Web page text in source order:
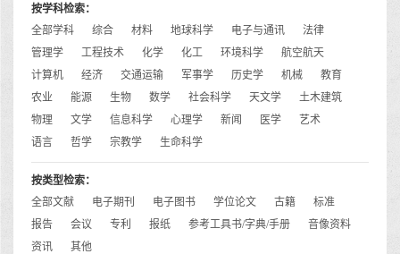
按学科检索：
全部学科
综合 材料 地球科学 电子与通讯
法律
管理学
工程技术 化学 化工 环境科学
航空航天
计算机
经济 交通运输 军事学 历史学 机械
教育
农业
能源 生物 数学 社会科学 天文学
土木建筑
物理
文学 信息科学 心理学 新闻 医学
艺术
语言
哲学 宗教学 生命科学
按类型检索：
全部文献
电子期刊 电子图书 学位论文 古籍
标准
报告
会议 专利 报纸 参考工具书/字典/手册
音像资料
资讯
其他